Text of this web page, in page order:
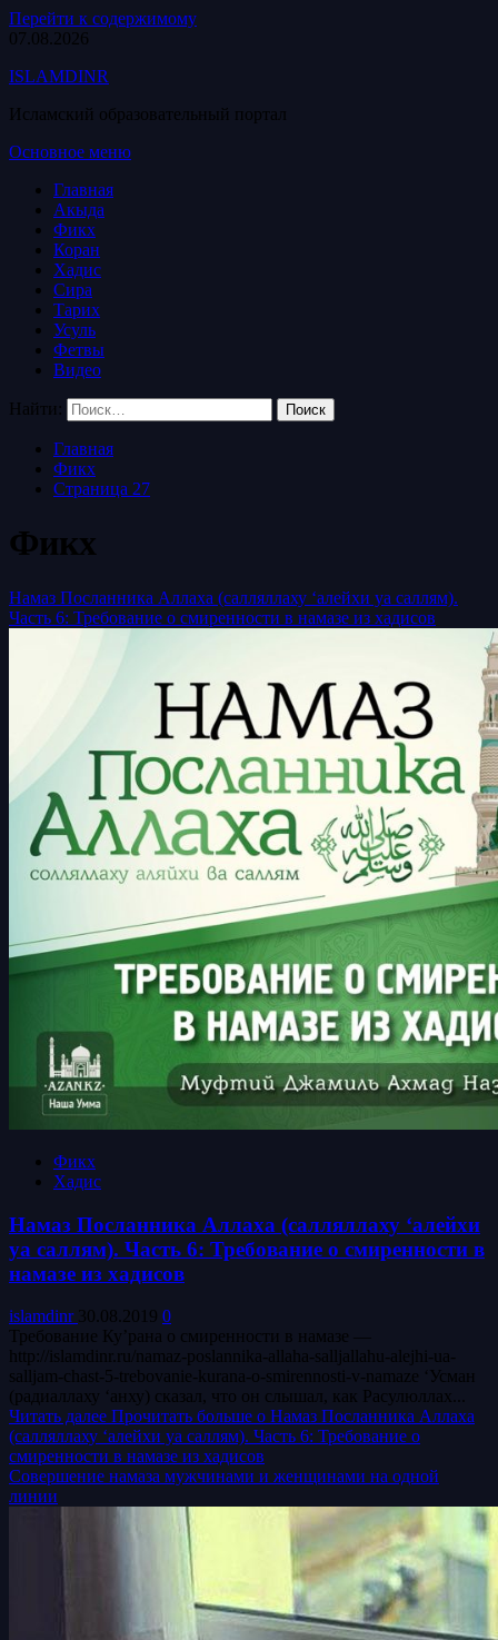
Перейти к содержимому
07.08.2026
ISLAMDINR
Исламский образовательный портал
Основное меню
Главная
Акыда
Фикх
Коран
Хадис
Сира
Тарих
Усуль
Фетвы
Видео
Найти:
Главная
Фикх
Страница 27
Фикх
Намаз Посланника Аллаха (салляллаху ‘алейхи уа саллям).
Часть 6: Требование о смиренности в намазе из хадисов
Фикх
Хадис
Намаз Посланника Аллаха (салляллаху ‘алейхи
уа саллям). Часть 6: Требование о смиренности в
намазе из хадисов
islamdinr 30.08.2019 0
Требование Ку’рана о смиренности в намазе —
http://islamdinr.ru/namaz-poslannika-allaha-salljallahu-alejhi-ua-
salljam-chast-5-trebovanie-kurana-o-smirennosti-v-namaze ‘Усман
(радиаллаху ‘анху) сказал, что он слышал, как Расулюллах...
Читать далее Прочитать больше о Намаз Посланника Аллаха
(салляллаху ‘алейхи уа саллям). Часть 6: Требование о
смиренности в намазе из хадисов
Совершение намаза мужчинами и женщинами на одной
линии